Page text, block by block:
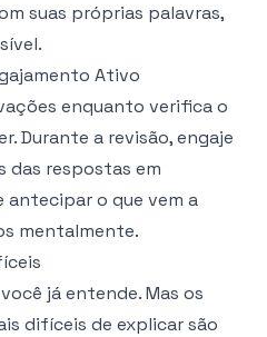
suas próprias palavras,
Ativo
enquanto verifica o
Durante a revisão, engaje
das respostas em
antecipar o que vem a
mentalmente.
já entende. Mas os
difíceis de explicar são